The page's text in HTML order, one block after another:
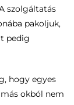
szolgáltatás
pakoljuk,
pedig
hogy egyes
okból nem